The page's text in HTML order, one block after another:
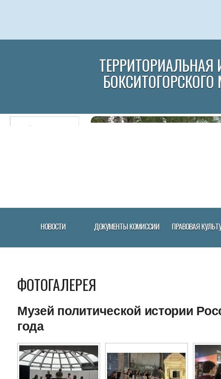
НОВОСТИ ДОКУМЕНТЫ КОМИССИИ ПРАВОВАЯ
ФОТОГАЛЕРЕЯ
Музей политической истории
года